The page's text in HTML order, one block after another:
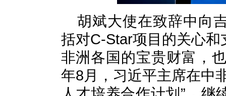
胡斌大使在致辞中向
括对C-Star项目的关心
非洲各国的宝贵财富，
年8月，习近平主席在中